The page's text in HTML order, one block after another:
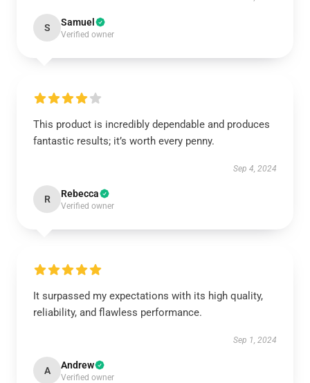
S Samuel
Verified owner
This product is incredibly dependable and produces
fantastic results; it’s worth every penny.
Sep 4, 2024
R Rebecca
Verified owner
It surpassed my expectations with its high quality,
reliability, and flawless performance.
Sep 1, 2024
A Andrew
Verified owner